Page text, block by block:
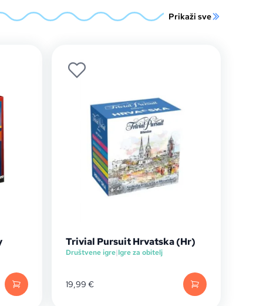
Prikaži sve
Trivial Pursuit Hrvatska (Hr)
Društvene igre|Igre za obitelj
19,99 €